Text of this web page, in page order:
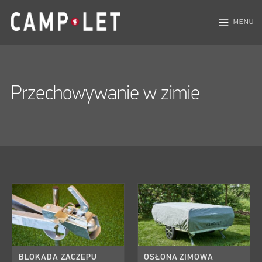
menu MENU
Przechowywanie w zimie
BLOKADA ZACZEPU OSŁONA ZIMOWA